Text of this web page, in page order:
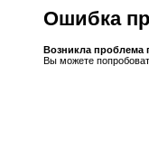
Ошибка
Возникла проблема
Вы можете